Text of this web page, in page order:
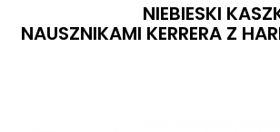
NIEBIESKI
NAUSZNIKAMI KERRERA Z